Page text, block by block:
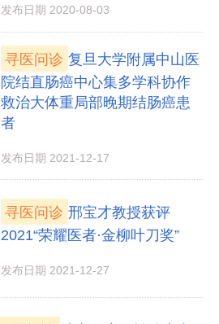
发布日期 2020-08-03
寻医问诊 复旦大学附属中山医
院结直肠癌中心集多学科协作
救治大体重局部晚期结肠癌患
者
发布日期 2021-12-17
寻医问诊 邢宝才教授获评
2021“荣耀医者·金柳叶刀奖”
发布日期 2021-12-27